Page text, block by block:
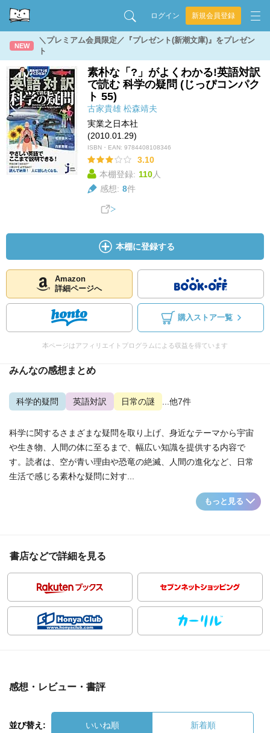
ログイン 新規会員登録
NEW
＼プレミアム会員限定／『プレゼント(新潮文庫)』をプレゼン
ト
素朴な「?」がよくわかる!英語対訳
で読む 科学の疑問 (じっぴコンパク
ト 55)
古家貴雄 松森靖夫
実業之日本社
(2010.01.29)
ISBN・EAN: 9784408108346
3.10
本棚登録: 110人
感想: 8件
本棚に登録する
Amazon
詳細ページへ
購入ストア一覧
本ページはアフィリエイトプログラムによる収益を得ています
みんなの感想まとめ
科学的疑問 英語対訳 日常の謎 ...他7件
科学に関するさまざまな疑問を取り上げ、身近なテーマから宇宙
や生き物、人間の体に至るまで、幅広い知識を提供する内容で
す。読者は、空が青い理由や恐竜の絶滅、人間の進化など、日常
生活で感じる素朴な疑問に対す...
もっと見る
書店などで詳細を見る
感想・レビュー・書評
並び替え: いいね順 新着順